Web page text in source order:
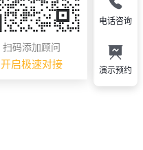
扫码添加顾问
开启极速对接
电话咨询
演示预约